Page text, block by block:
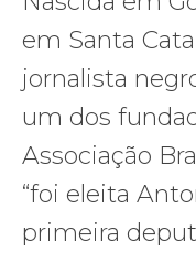
em Santa
jornalista
um dos
Associação
“foi eleita
primeira